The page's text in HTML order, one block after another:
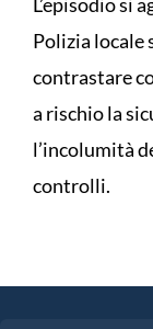
Polizia
contrastare
a rischio la
l’incolumità
controlli.